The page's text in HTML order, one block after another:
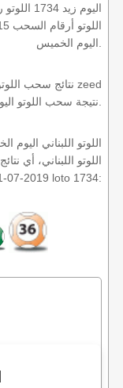
2019-07-11 loto 1734: